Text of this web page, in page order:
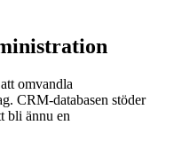
omvandla
CRM-databasen stöder
bli ännu en